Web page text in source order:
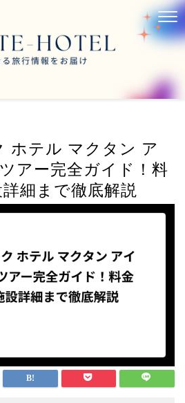
ホテル マクタン ア
アー完全ガイド！料
細まで徹底解説